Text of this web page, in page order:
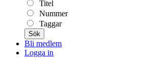
Titel
Nummer
Taggar
Sök
Bli medlem
Logga in